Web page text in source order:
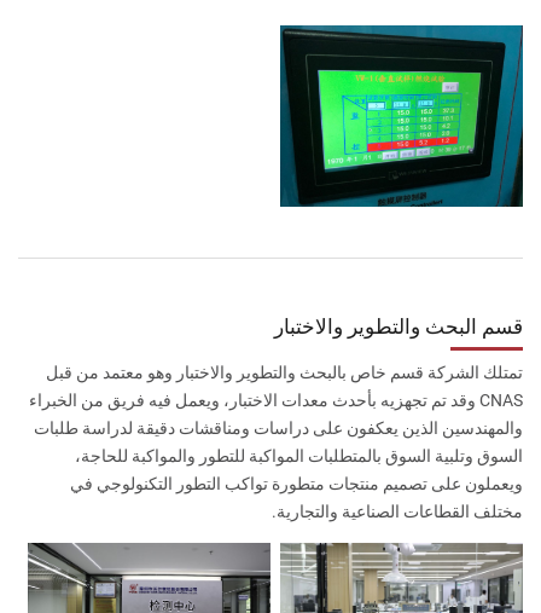
قسم البحث والتطوير والاختبار
تمتلك الشركة قسم خاص بالبحث والتطوير والاختبار وهو معتمد من قبل
CNAS وقد تم تجهزيه بأحدث معدات الاختبار، ويعمل فيه فريق من الخبراء
والمهندسين الذين يعكفون على دراسات ومناقشات دقيقة لدراسة طلبات
السوق وتلبية السوق بالمتطلبات المواكبة للتطور والمواكبة للحاجة،
ويعملون على تصميم منتجات متطورة تواكب التطور التكنولوجي في
مختلف القطاعات الصناعية والتجارية.